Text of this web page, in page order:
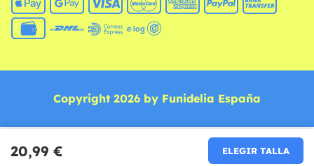
20,99 € ELEGIR TALLA
Copyright 2026 by Funidelia España